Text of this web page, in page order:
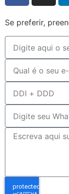
Se preferir,